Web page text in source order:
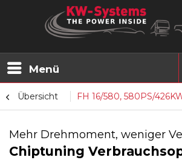
Menü
Übersicht FH 16/580, 580PS/
Mehr Drehmoment, weniger
Chiptuning